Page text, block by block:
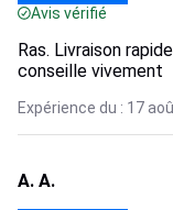
Avis vérifié
Ras. Livraison
conseille vivement
Expérience du : 17
A. A.